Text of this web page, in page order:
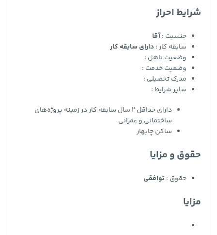
شرایط احراز
جنسیت :آقا
سابقه کار : دارای سابقه کار
وضعیت تاهل :
وضعیت خدمت :
مدرک تحصیلی :
سایر شرایط :
دارای حداقل 2 سال سابقه کار در زمینه پروژه‌های
ساختمانی و عمرانی
ساکن چابهار
حقوق و مزایا
حقوق :توافقی
مزایا